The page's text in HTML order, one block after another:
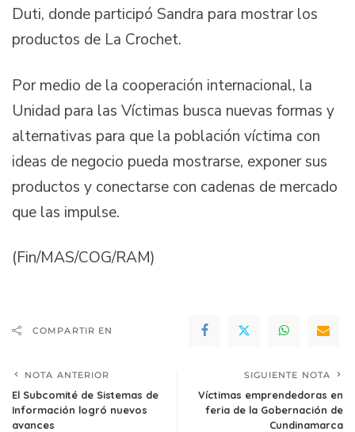
Duti, donde participó Sandra para mostrar los
productos de La Crochet.
Por medio de la cooperación internacional, la
Unidad para las Víctimas busca nuevas formas y
alternativas para que la población víctima con
ideas de negocio pueda mostrarse, exponer sus
productos y conectarse con cadenas de mercado
que las impulse.
(Fin/MAS/COG/RAM)
COMPARTIR EN
NOTA ANTERIOR
El Subcomité de Sistemas de
Información logró nuevos
avances
SIGUIENTE NOTA
Víctimas emprendedoras en
feria de la Gobernación de
Cundinamarca